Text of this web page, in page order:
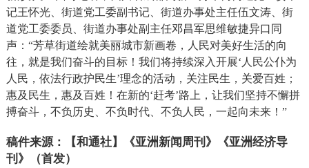
记王怀光、街道党工委副书记、街道办事处主任伍文涛、街
道党工委委员、街道办事处副主任邓昌军思维敏捷异口同
声：“芳草街道绘就美丽城市新画卷，人民对美好生活的向
往，就是我们奋斗的目标！我们将持续深入开展‘人民公仆为
人民，依法行政护民生’理念的活动，关注民生，关爱百姓；
惠及民生，惠及百姓！在新的‘赶考’路上，让我们坚持不懈拼
搏奋斗，不负历史、不负时代、不负人民，一起向未来！”
稿件来源：【和通社】《亚洲新闻周刊》《亚洲经济导
刊》（首发）